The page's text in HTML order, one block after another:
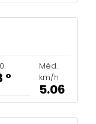
º
Méd.
km/h
5.06